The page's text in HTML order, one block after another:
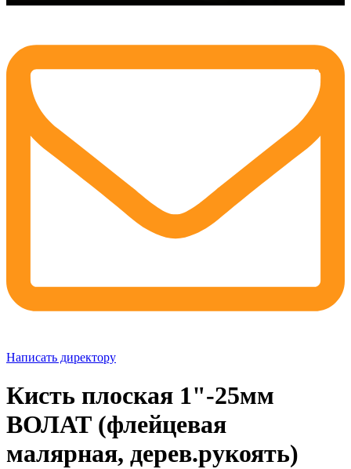
Написать директору
Кисть плоская 1"-25мм
ВОЛАТ (флейцевая
малярная, дерев.рукоять)